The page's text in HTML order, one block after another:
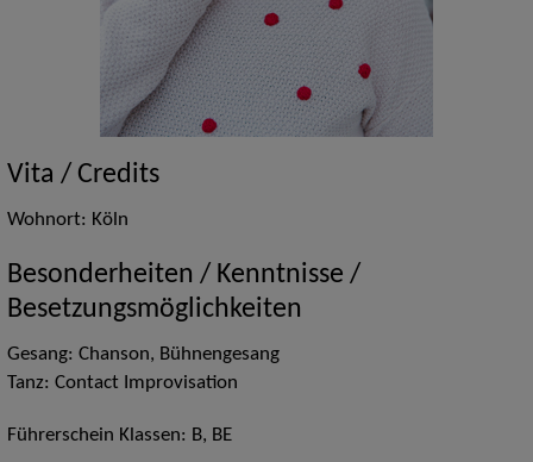
Vita / Credits
Wohnort: Köln
Besonderheiten / Kenntnisse /
Besetzungsmöglichkeiten
Gesang: Chanson, Bühnengesang
Tanz: Contact Improvisation
Führerschein Klassen: B, BE